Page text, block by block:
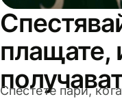
плащате,
Спестете пари,